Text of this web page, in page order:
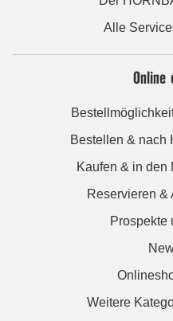
Alle
Online
Bestellen & nach
Kaufen & in den
Reservieren &
Prospekte
Weitere